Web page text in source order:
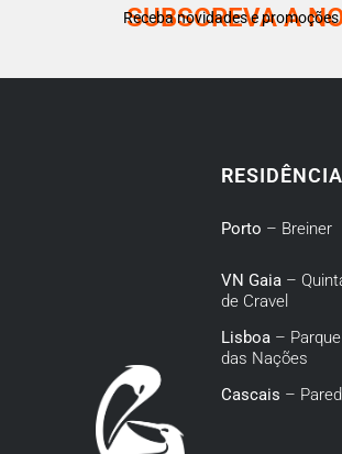
SUBSCREVA A
Receba novidades e
Porto – Breiner
VN Gaia –
de Cravel
Lisboa – Parque
das Nações
Cascais –